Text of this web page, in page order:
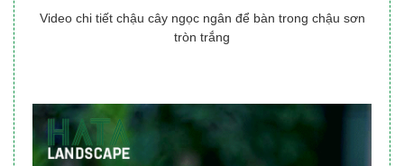
Video chi tiết chậu cây ngọc ngân để bàn trong chậu sơn
tròn trắng